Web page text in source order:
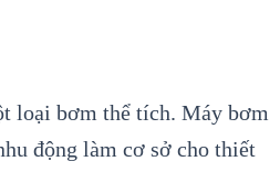
loại bơm thể tích. Máy bơm
động làm cơ sở cho thiết